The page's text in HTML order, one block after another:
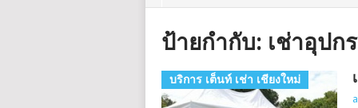
ป้ายกำกับ: เช่าอุปก
บริการ เต็นท์ เช่า เชียงใหม่